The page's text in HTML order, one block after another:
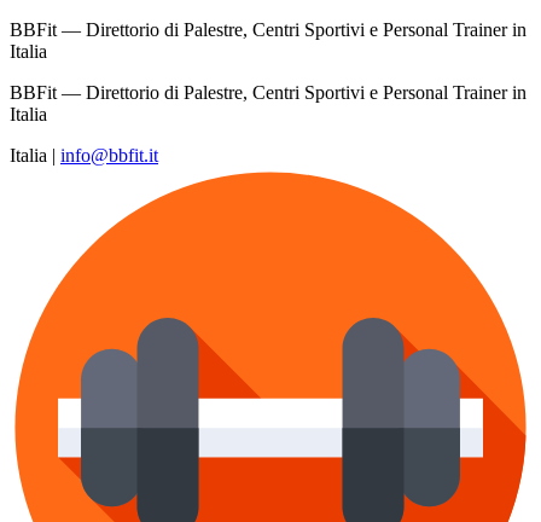
BBFit — Direttorio di Palestre, Centri Sportivi e Personal Trainer in
Italia
BBFit — Direttorio di Palestre, Centri Sportivi e Personal Trainer in
Italia
Italia | info@bbfit.it